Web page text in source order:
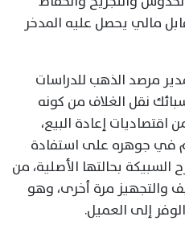
مالي يحصل عليه المدخر
مرصد الذهب للدراسات
نقل الغلاف من كونه
اقتصاديات إعادة البيع،
في جوهره على استفادة
السبيكة بحالتها الأصلية، من
والتجهيز مرة أخرى، وهو
إلى العميل.